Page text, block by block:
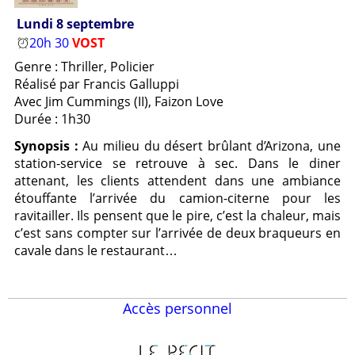
Lundi 8 septembre
20h 30VOST
Genre : Thriller, Policier
Réalisé par Francis Galluppi
Avec Jim Cummings (II), Faizon Love
Durée : 1h30
Synopsis : Au milieu du désert brûlant d’Arizona, une
station-service se retrouve à sec. Dans le diner
attenant, les clients attendent dans une ambiance
étouffante l’arrivée du camion-citerne pour les
ravitailler. Ils pensent que le pire, c’est la chaleur, mais
c’est sans compter sur l’arrivée de deux braqueurs en
cavale dans le restaurant…
Accès personnel